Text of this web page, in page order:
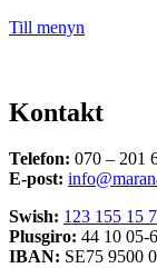
Till menyn
Kontakt
Telefon: 070 – 201
E-post:
Swish: 123 155 15
Plusgiro: 44 10 05-6
IBAN: SE75 9500